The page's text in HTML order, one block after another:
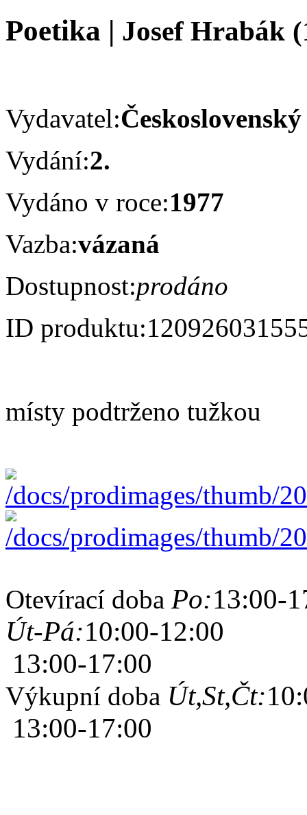
Poetika | Josef Hrabák
Vydavatel:
Vydání:2.
Vydáno v roce:1977
Vazba:vázaná
Dostupnost:prodáno
ID produktu:
místy podtrženo tužkou
Otevírací doba Po:13:00-
Út-Pá:10:00-12:00
13:00-17:00
Výkupní doba Út,St,Čt:
13:00-17:00